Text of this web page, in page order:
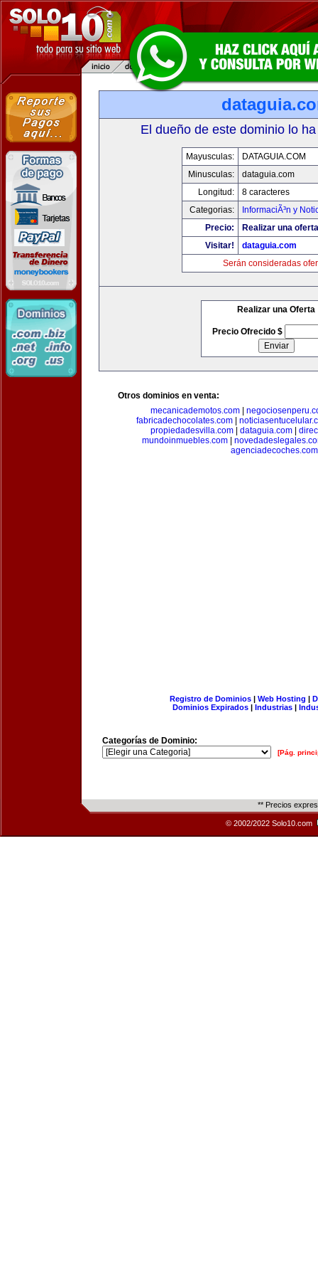
El dueño de este dominio lo
Mayusculas:
DATAGUIA.COM
Minusculas:
dataguia.com
Longitud:
8 caracteres
Categorias:
InformaciÃ³n y
Precio:
Realizar una
Visitar!
dataguia.com
Serán consideradas
Realizar una Oferta
Precio Ofrecido $
Otros dominios en venta:
mecanicademotos.com|
fabricadechocolates.com|
propiedadesvilla.com| dataguia.com|
mundoinmuebles.com
agenciadecoches.com
Registro de Dominios| Web Hosting |
Dominios Expirados | Industrias |
Categorías de Dominio:
[Pág.
** Precios
© 2002/2022 Solo10.com